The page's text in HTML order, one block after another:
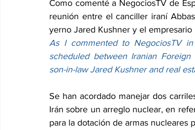
Como comenté a NegociosTV de
reunión entre el canciller iraní
yerno Jared Kushner y el
As I commented to NegociosTV
scheduled between Iranian
son-in-law Jared Kushner and real
Se han acordado manejar dos
Irán sobre un arreglo nuclear, en
para la dotación de armas nucleares